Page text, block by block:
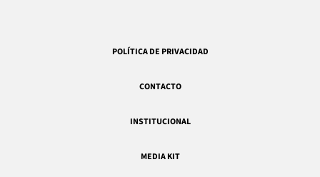
POLÍTICA DE PRIVACIDAD
CONTACTO
INSTITUCIONAL
MEDIA KIT